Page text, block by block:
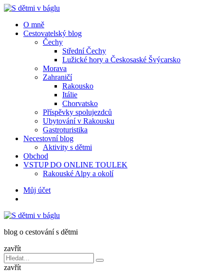
Menu
Menu
O mně
Cestovatelský blog
Čechy
Střední Čechy
Lužické hory a Českosaské Švýcarsko
Morava
Zahraničí
Rakousko
Itálie
Chorvatsko
Příspěvky spolujezdců
Ubytování v Rakousku
Gastroturistika
Necestovní blog
Aktivity s dětmi
Obchod
VSTUP DO ONLINE TOULEK
Rakouské Alpy a okolí
HledatMůj účet
v
blog o cestování s dětmi
zavřít
Vyhledávání
pro:
Hledat
zavřít